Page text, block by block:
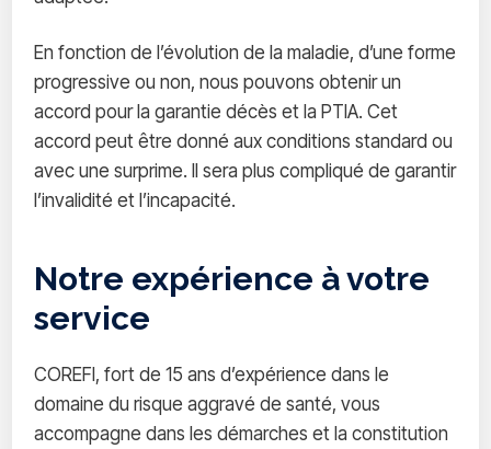
En fonction de l’évolution de la maladie, d’une forme
progressive ou non, nous pouvons obtenir un
accord pour la garantie décès et la PTIA. Cet
accord peut être donné aux conditions standard ou
avec une surprime. Il sera plus compliqué de garantir
l’invalidité et l’incapacité.
Notre expérience à votre
service
COREFI, fort de 15 ans d’expérience dans le
domaine du risque aggravé de santé, vous
accompagne dans les démarches et la constitution